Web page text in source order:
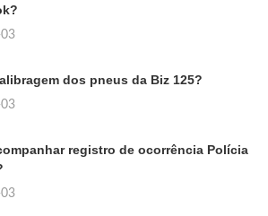
dos pneus da Biz 125?
registro de ocorrência Polícia